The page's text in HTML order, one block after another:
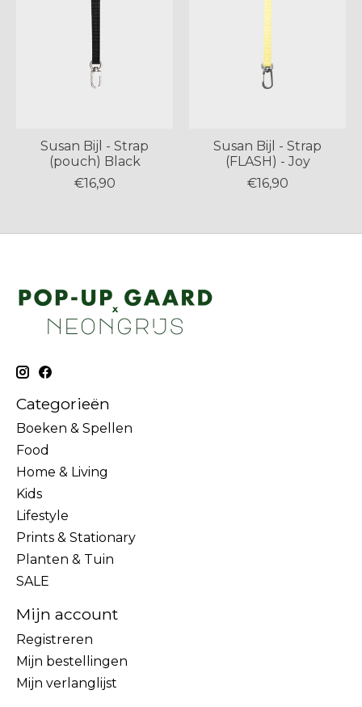
Susan Bijl - Strap
(pouch) Black
€16,90
Susan Bijl - Strap
(FLASH) - Joy
€16,90
Categorieën
Boeken & Spellen
Food
Home & Living
Kids
Lifestyle
Prints & Stationary
Planten & Tuin
SALE
Mijn account
Registreren
Mijn bestellingen
Mijn verlanglijst